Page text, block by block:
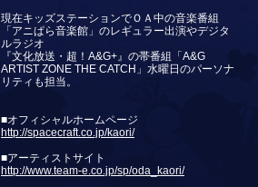
現在キッズステーションでＯＡ中の音楽番組
「アニぱら音楽館」のレギュラー出演やデジタ
ルラジオ
『文化放送・超！A&G+』の帯番組「A&G
ARTIST ZONE THE CATCH」水曜日のパーソナ
リティも担当。
■オフィシャルホームページ
http://spacecraft.co.jp/kaori/
■アーティストサイト
http://www.team-e.co.jp/sp/oda_kaori/